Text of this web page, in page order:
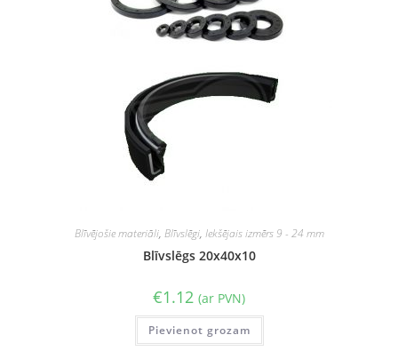
Blīvējošie materiāli, Blīvslēgi, Iekšējais izmērs 9 - 24 mm
Blīvslēgs 20x40x10
€1.12 (ar PVN)
Pievienot grozam